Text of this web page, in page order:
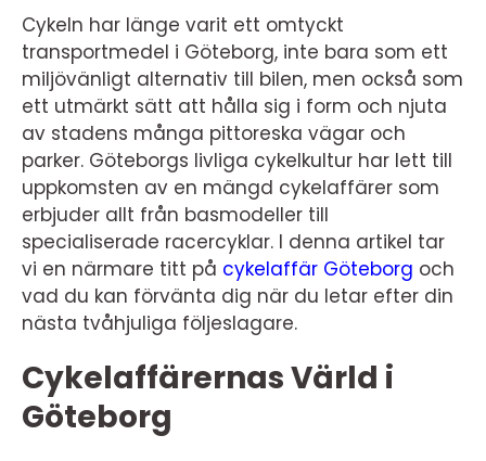
Cykeln har länge varit ett omtyckt
transportmedel i Göteborg, inte bara som ett
miljövänligt alternativ till bilen, men också som
ett utmärkt sätt att hålla sig i form och njuta
av stadens många pittoreska vägar och
parker. Göteborgs livliga cykelkultur har lett till
uppkomsten av en mängd cykelaffärer som
erbjuder allt från basmodeller till
specialiserade racercyklar. I denna artikel tar
vi en närmare titt på cykelaffär Göteborg och
vad du kan förvänta dig när du letar efter din
nästa tvåhjuliga följeslagare.
Cykelaffärernas Värld i
Göteborg